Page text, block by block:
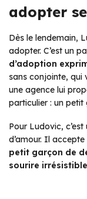
adopter
Dès le lendemain,
adopter. C’est un
d’adoption
sans conjointe, qui
une agence lui
particulier : un petit
Pour Ludovic,
d’amour. Il
petit garçon de
sourire